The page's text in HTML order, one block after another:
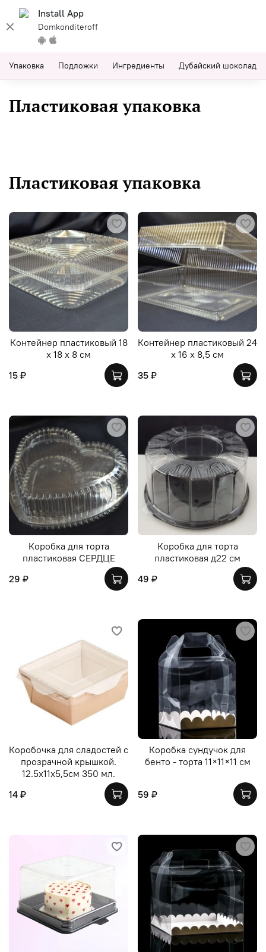
Install App
Domkonditeroff
Упаковка Подложки Ингредиенты Дубайский шоколад
Пластиковая упаковка
Пластиковая упаковка
Контейнер пластиковый 18
х 18 х 8 см
15 ₽
Контейнер пластиковый 24
х 16 х 8,5 см
35 ₽
Коробка для торта
пластиковая СЕРДЦЕ
29 ₽
Коробка для торта
пластиковая д22 см
49 ₽
Коробочка для сладостей с
прозрачной крышкой.
12.5х11х5,5см 350 мл.
14 ₽
Коробка сундучок для
бенто - торта 11×11×11 см
59 ₽